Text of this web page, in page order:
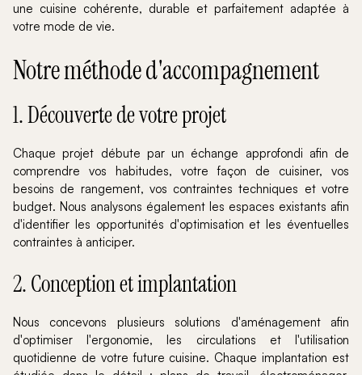
une cuisine cohérente, durable et parfaitement adaptée à
votre mode de vie.
Notre méthode d'accompagnement
1. Découverte de votre projet
Chaque projet débute par un échange approfondi afin de
comprendre vos habitudes, votre façon de cuisiner, vos
besoins de rangement, vos contraintes techniques et votre
budget. Nous analysons également les espaces existants afin
d'identifier les opportunités d'optimisation et les éventuelles
contraintes à anticiper.
2. Conception et implantation
Nous concevons plusieurs solutions d'aménagement afin
d'optimiser l'ergonomie, les circulations et l'utilisation
quotidienne de votre future cuisine. Chaque implantation est